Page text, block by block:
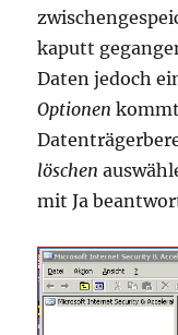
kaputt
Daten jedoch
Optionen
löschen
mit Ja